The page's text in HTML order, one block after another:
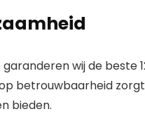
wij de beste
betrouwbaarheid
bieden.